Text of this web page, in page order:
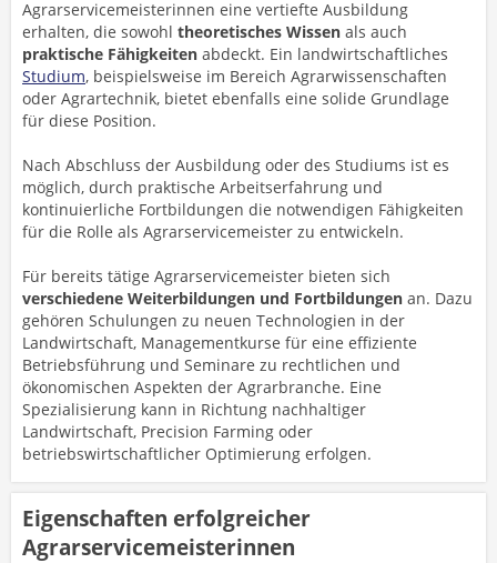
Agrarservicemeisterinnen eine vertiefte Ausbildung
erhalten, die sowohl theoretisches Wissen als auch
praktische Fähigkeiten abdeckt. Ein landwirtschaftliches
Studium, beispielsweise im Bereich Agrarwissenschaften
oder Agrartechnik, bietet ebenfalls eine solide Grundlage
für diese Position.
Nach Abschluss der Ausbildung oder des Studiums ist es
möglich, durch praktische Arbeitserfahrung und
kontinuierliche Fortbildungen die notwendigen Fähigkeiten
für die Rolle als Agrarservicemeister zu entwickeln.
Für bereits tätige Agrarservicemeister bieten sich
verschiedene Weiterbildungen und Fortbildungen an. Dazu
gehören Schulungen zu neuen Technologien in der
Landwirtschaft, Managementkurse für eine effiziente
Betriebsführung und Seminare zu rechtlichen und
ökonomischen Aspekten der Agrarbranche. Eine
Spezialisierung kann in Richtung nachhaltiger
Landwirtschaft, Precision Farming oder
betriebswirtschaftlicher Optimierung erfolgen.
Eigenschaften erfolgreicher
Agrarservicemeisterinnen